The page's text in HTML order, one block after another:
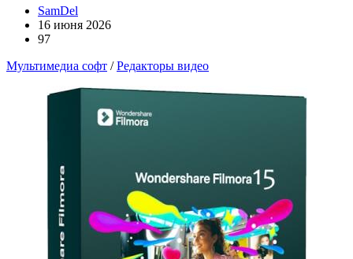
SamDel
16 июня 2026
97
Мультимедиа софт /Редакторы видео